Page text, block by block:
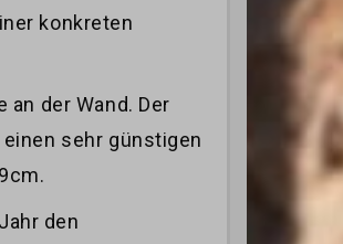
konkreten
der Wand. Der
sehr günstigen
den